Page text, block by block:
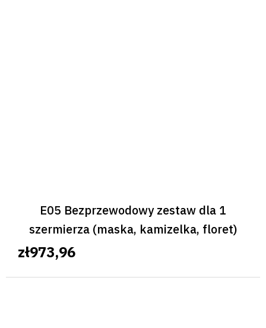
E05 Bezprzewodowy zestaw dla 1
szermierza (maska, kamizelka, floret)
zł973,96